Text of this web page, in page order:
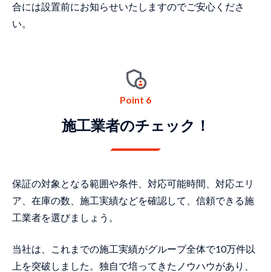
合には設置前にお知らせいたしますのでご安心くださ
い。
Point 6
施⼯業者のチェック！
保証の対象となる範囲や条件、対応可能時間、対応エリ
ア、在庫の数、施工実績などを確認して、信頼できる施
工業者を選びましょう。
当社は、これまでの施工実績がグループ全体で10万件以
上を突破しました。独自で培ってきたノウハウがあり、